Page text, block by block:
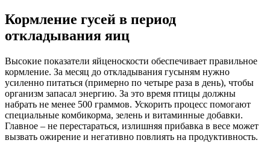
Кормление гусей в период
откладывания яиц
Высокие показатели яйценоскости обеспечивает правильное
кормление. За месяц до откладывания гусыням нужно
усиленно питаться (примерно по четыре раза в день), чтобы
организм запасал энергию. За это время птицы должны
набрать не менее 500 граммов. Ускорить процесс помогают
специальные комбикорма, зелень и витаминные добавки.
Главное – не перестараться, излишняя прибавка в весе может
вызвать ожирение и негативно повлиять на продуктивность.